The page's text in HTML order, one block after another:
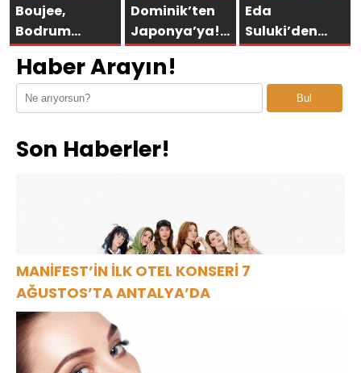
Boujee,
Bodrum
Asarlık’ta Gün
Batımının En
Şık Adresi
Oldu
Dominik’ten
Japonya’ya!
Bremen’in
“ÇITLAT”ı 30’a
Eda
Suluki’den
Yeni Tekli:
Sorular”
Haber Arayın!
Bul
Son Haberler!
MANİFEST’İN İLK OTEL KONSERİ 7
AĞUSTOS’TA ANTALYA’DA